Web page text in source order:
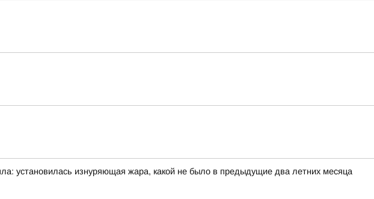
установилась изнуряющая жара, какой не было в предыдущие два летних месяца